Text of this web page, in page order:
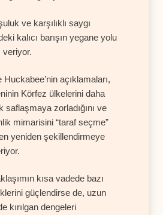
ve karşılıklı saygı
kalıcı barışın yegane yolu
veriyor.
açıklamaları,
Körfez ülkelerini daha
saflaşmaya zorladığını ve
mimarisini “taraf seçme”
yeniden şekillendirmeye
kısa vadede bazı
güçlendirse de, uzun
kırılgan dengeleri